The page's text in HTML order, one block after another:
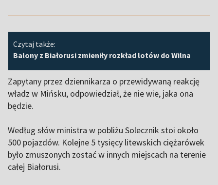
Czytaj także:
Balony z Białorusi zmieniły rozkład lotów do Wilna
Zapytany przez dziennikarza o przewidywaną reakcję
władz w Mińsku, odpowiedział, że nie wie, jaka ona
będzie.
Według słów ministra w pobliżu Solecznik stoi około
500 pojazdów. Kolejne 5 tysięcy litewskich ciężarówek
było zmuszonych zostać w innych miejscach na terenie
całej Białorusi.